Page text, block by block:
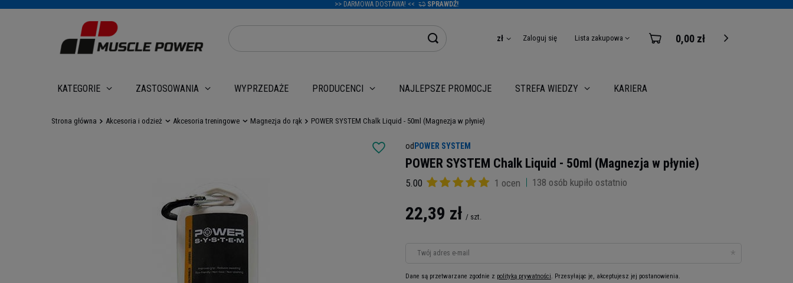
>> DARMOWA DOSTAWA! << SPRAWDŹ!
zł Zaloguj się Lista zakupowa 0,00 zł
KATEGORIE ZASTOSOWANIA WYPRZEDAŻE PRODUCENCI NAJLEPSZE PROMOCJE STREFA WIEDZY KARIERA
Strona główna Akcesoria i odzież Akcesoria treningowe Magnezja do rąk POWER SYSTEM Chalk Liquid - 50ml (Magnezja w płynie)
od POWER SYSTEM
POWER SYSTEM Chalk Liquid - 50ml (Magnezja w płynie)
5.00 1 ocen 138 osób kupiło ostatnio
22,39 zł / szt.
Twój adres e-mail
Dane są przetwarzane zgodnie z polityką prywatności. Przesyłając je, akceptujesz jej postanowienia.